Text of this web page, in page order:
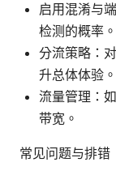
启用混淆与
检测的概率。
分流策略：
升总体体验。
流量管理：
带宽。
常见问题与排错